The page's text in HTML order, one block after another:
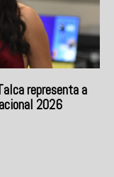
representa a
2026